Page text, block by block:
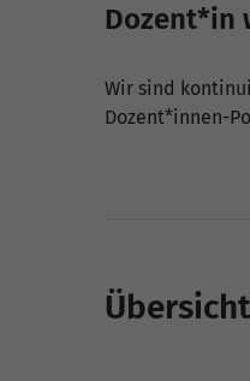
Dozent*in
Wir sind
Dozent*innen-